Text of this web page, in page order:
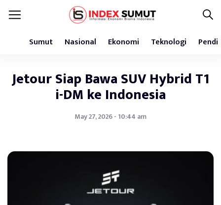
Sumut Nasional Ekonomi Teknologi
Jetour Siap Bawa SUV Hybrid T1
i-DM ke Indonesia
May 27, 2026 - 10:44 am